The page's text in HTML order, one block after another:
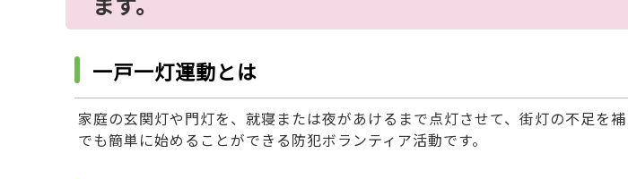
一戸一灯運動とは
家庭の玄関灯や門灯を、就寝または夜があけるまで点灯させて、街灯の不足を
でも簡単に始めることができる防犯ボランティア活動です。